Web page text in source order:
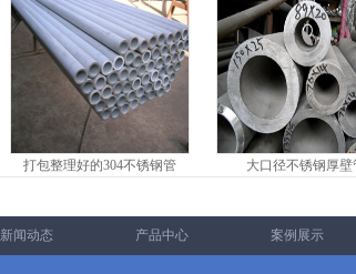
打包整理好的304不锈钢管 大口径不锈钢厚壁
新闻动态 产品中心 案例展示